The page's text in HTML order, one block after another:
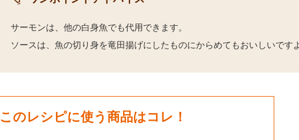
サーモンは、他の白身魚でも代用できます。
ソースは、魚の切り身を竜田揚げにしたものにからめてもおいしいです
このレシピに使う商品はコレ！